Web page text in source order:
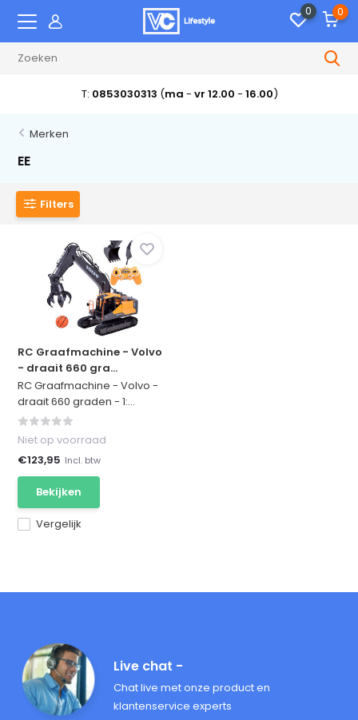
0 0
T: 0853030313 (ma - vr 12.00 - 16.00)
Merken
EE
Filters
RC Graafmachine - Volvo
- draait 660 gra...
RC Graafmachine - Volvo -
draait 660 graden - 1:...
Vergelijk
Niet op voorraad
€123,95 Incl. btw
Bekijken
Live chat -
Chat live met onze product en
klantenservice experts